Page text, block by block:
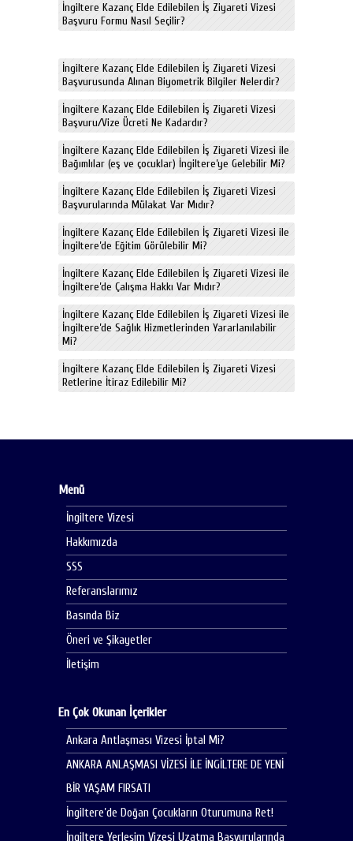
İngiltere Kazanç Elde Edilebilen İş Ziyareti Vizesi
Başvuru Formu Nasıl Seçilir?
İngiltere Kazanç Elde Edilebilen İş Ziyareti Vizesi
Başvurusunda Alınan Biyometrik Bilgiler Nelerdir?
İngiltere Kazanç Elde Edilebilen İş Ziyareti Vizesi
Başvuru/Vize Ücreti Ne Kadardır?
İngiltere Kazanç Elde Edilebilen İş Ziyareti Vizesi ile
Bağımlılar (eş ve çocuklar) İngiltere’ye Gelebilir Mi?
İngiltere Kazanç Elde Edilebilen İş Ziyareti Vizesi
Başvurularında Mülakat Var Mıdır?
İngiltere Kazanç Elde Edilebilen İş Ziyareti Vizesi ile
İngiltere’de Eğitim Görülebilir Mi?
İngiltere Kazanç Elde Edilebilen İş Ziyareti Vizesi ile
İngiltere’de Çalışma Hakkı Var Mıdır?
İngiltere Kazanç Elde Edilebilen İş Ziyareti Vizesi ile
İngiltere’de Sağlık Hizmetlerinden Yararlanılabilir
Mi?
İngiltere Kazanç Elde Edilebilen İş Ziyareti Vizesi
Retlerine İtiraz Edilebilir Mi?
Menü
İngiltere Vizesi
Hakkımızda
SSS
Referanslarımız
Basında Biz
Öneri ve Şikayetler
İletişim
En Çok Okunan İçerikler
Ankara Antlaşması Vizesi İptal Mi?
ANKARA ANLAŞMASI VİZESİ İLE İNGİLTERE DE YENİ
BİR YAŞAM FIRSATI
İngiltere’de Doğan Çocukların Oturumuna Ret!
İngiltere Yerleşim Vizesi Uzatma Başvurularında